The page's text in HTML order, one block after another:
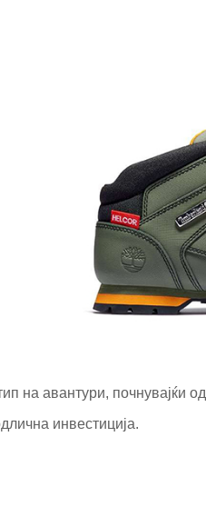
на авантури, почнувајќи од
инвестиција.